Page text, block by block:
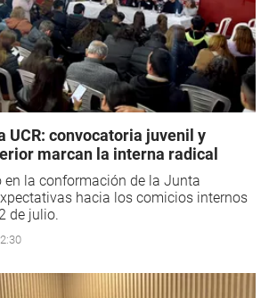
UCR: convocatoria juvenil y
marcan la interna radical
en la conformación de la Junta
hacia los comicios internos
de julio.